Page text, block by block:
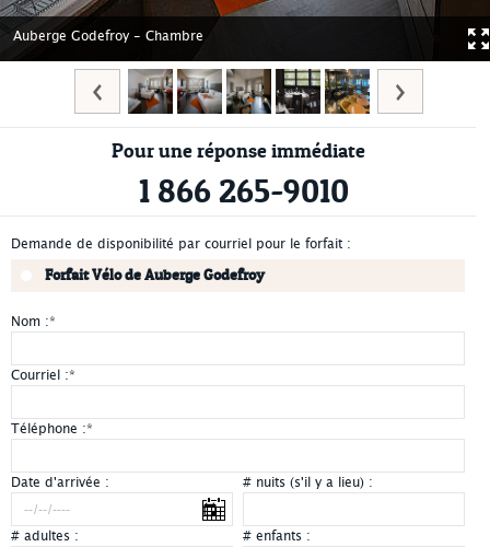
Auberge Godefroy - Chambre
Pour une réponse immédiate
1 866 265-9010
Demande de disponibilité par courriel pour le forfait :
Forfait Vélo de Auberge Godefroy
Nom :*
Courriel :*
Téléphone :*
Date d'arrivée : # nuits (s'il y a lieu) :
# adultes : # enfants :